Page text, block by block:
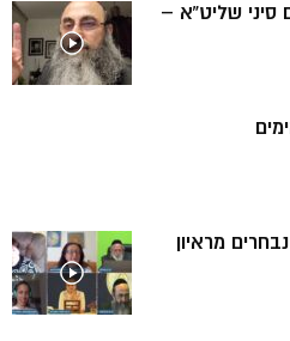
שליט”א –
מראיון